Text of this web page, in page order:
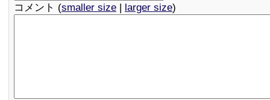
コメント (smaller size | larger size)